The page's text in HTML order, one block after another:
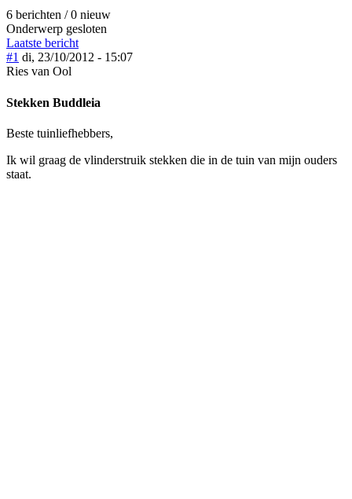
6 berichten / 0 nieuw
Onderwerp gesloten
Laatste bericht
#1 di, 23/10/2012 - 15:07
Ries van Ool
Stekken Buddleia
Beste tuinliefhebbers,
Ik wil graag de vlinderstruik stekken die in de tuin van mijn ouders
staat.